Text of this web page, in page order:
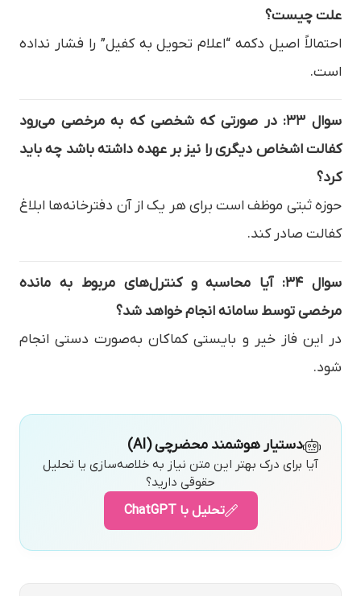
علت چیست؟
احتمالاً اصیل دکمه “اعلام تحویل به کفیل” را فشار نداده
است.
سوال ۳۳: در صورتی که شخصی که به مرخصی می‌رود
کفالت اشخاص دیگری را نیز بر عهده داشته باشد چه باید
کرد؟
حوزه ثبتی موظف است برای هر یک از آن دفترخانه‌ها ابلاغ
کفالت صادر کند.
سوال ۳۴: آیا محاسبه و کنترل‌های مربوط به مانده
مرخصی توسط سامانه انجام خواهد شد؟
در این فاز خیر و بایستی کماکان به‌صورت دستی انجام
شود.
دستیار هوشمند محضرچی (AI)
آیا برای درک بهتر این متن نیاز به خلاصه‌سازی یا تحلیل
حقوقی دارید؟
تحلیل با ChatGPT